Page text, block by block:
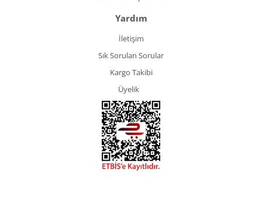
Yardım
İletişim
Sık Sorulan Sorular
Kargo Takibi
Üyelik